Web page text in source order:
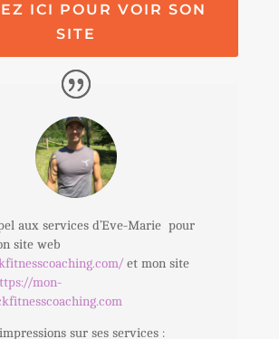
ICI POUR VOIR SON
SITE
aux services d’Eve-Marie pour
site web
et mon site
mon-
sur ses services :